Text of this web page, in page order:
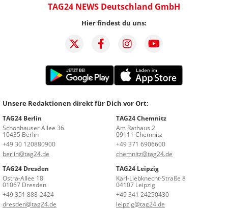
TAG24 NEWS Deutschland GmbH
Hier findest du uns:
Unsere Redaktionen direkt für Dich vor Ort:
TAG24 Berlin
Schönhauser Allee 36
10435 Berlin
+49 30 120880900
berlin@tag24.de
TAG24 Chemnitz
Am Rathaus 2
09111 Chemnitz
+49 371 6906600
chemnitz@tag24.de
TAG24 Dresden
Ostra-Allee 18
01067 Dresden
+49 351 888-2424
dresden@tag24.de
TAG24 Leipzig
Karl-Liebknecht-Straße 8
04107 Leipzig
+49 341 24250430
leipzig@tag24.de